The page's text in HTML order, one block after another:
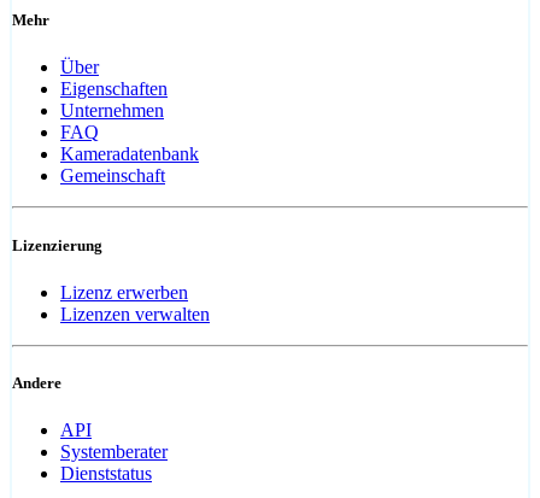
Mehr
Über
Eigenschaften
Unternehmen
FAQ
Kameradatenbank
Gemeinschaft
Lizenzierung
Lizenz erwerben
Lizenzen verwalten
Andere
API
Systemberater
Dienststatus